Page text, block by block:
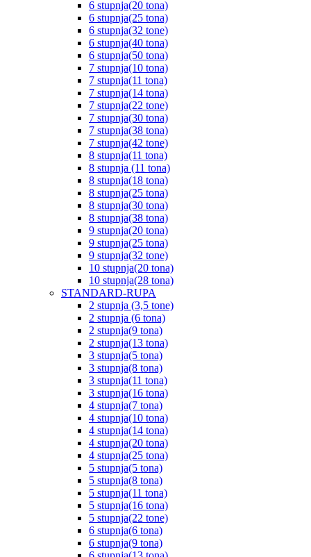
6 stupnja(20 tona)
6 stupnja(25 tona)
6 stupnja(32 tone)
6 stupnja(40 tona)
6 stupnja(50 tona)
7 stupnja(10 tona)
7 stupnja(11 tona)
7 stupnja(14 tona)
7 stupnja(22 tone)
7 stupnja(30 tona)
7 stupnja(38 tona)
7 stupnja(42 tone)
8 stupnja(11 tona)
8 stupnja (11 tona)
8 stupnja(18 tona)
8 stupnja(25 tona)
8 stupnja(30 tona)
8 stupnja(38 tona)
9 stupnja(20 tona)
9 stupnja(25 tona)
9 stupnja(32 tone)
10 stupnja(20 tona)
10 stupnja(28 tona)
STANDARD-RUPA
2 stupnja (3,5 tone)
2 stupnja (6 tona)
2 stupnja(9 tona)
2 stupnja(13 tona)
3 stupnja(5 tona)
3 stupnja(8 tona)
3 stupnja(11 tona)
3 stupnja(16 tona)
4 stupnja(7 tona)
4 stupnja(10 tona)
4 stupnja(14 tona)
4 stupnja(20 tona)
4 stupnja(25 tona)
5 stupnja(5 tona)
5 stupnja(8 tona)
5 stupnja(11 tona)
5 stupnja(16 tona)
5 stupnja(22 tone)
6 stupnja(6 tona)
6 stupnja(9 tona)